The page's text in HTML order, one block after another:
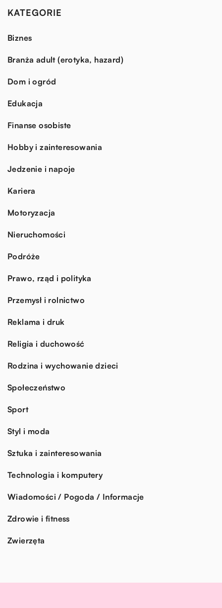
KATEGORIE
Biznes
Branża adult (erotyka, hazard)
Dom i ogród
Edukacja
Finanse osobiste
Hobby i zainteresowania
Jedzenie i napoje
Kariera
Motoryzacja
Nieruchomości
Podróże
Prawo, rząd i polityka
Przemysł i rolnictwo
Reklama i druk
Religia i duchowość
Rodzina i wychowanie dzieci
Społeczeństwo
Sport
Styl i moda
Sztuka i zainteresowania
Technologia i komputery
Wiadomości / Pogoda / Informacje
Zdrowie i fitness
Zwierzęta